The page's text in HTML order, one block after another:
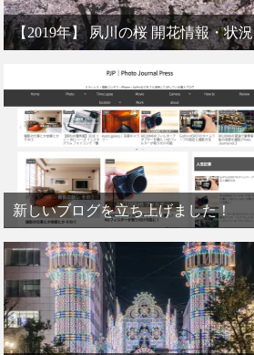
【2019年】 夙川の桜 開花情報・状況
新しいブログを立ち上げました！